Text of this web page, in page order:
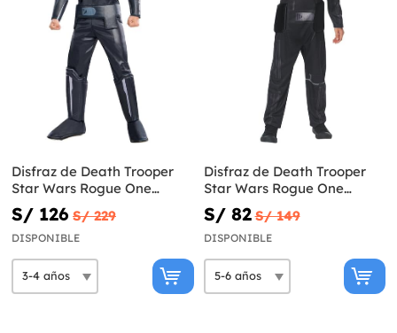
Disfraz de Death Trooper
Star Wars Rogue One
premium infantil
S/ 126 S/ 229
DISPONIBLE
Disfraz de Death Trooper
Star Wars Rogue One
deluxe infantil
S/ 82 S/ 149
DISPONIBLE